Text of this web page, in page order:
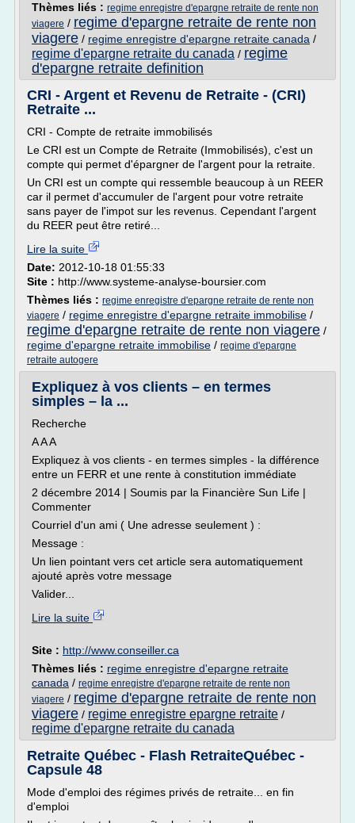
Thèmes liés : regime enregistre d'epargne retraite de rente non
viagere / regime d'epargne retraite de rente non
viagere / regime enregistre d'epargne retraite canada /
regime d'epargne retraite du canada / regime
d'epargne retraite definition
CRI - Argent et Revenu de Retraite - (CRI)
Retraite ...
CRI - Compte de retraite immobilisés
Le CRI est un Compte de Retraite (Immobilisés), c'est un
compte qui permet d'épargner de l'argent pour la retraite.
Un CRI est un compte qui ressemble beaucoup à un REER
car il permet d'accumuler de l'argent pour votre retraite
sans payer de l'impot sur les revenus. Cependant l'argent
du REER peut être retiré...
Lire la suite
Date: 2012-10-18 01:55:33
Site : http://www.systeme-analyse-boursier.com
Thèmes liés : regime enregistre d'epargne retraite de rente non
viagere / regime enregistre d'epargne retraite immobilise /
regime d'epargne retraite de rente non viagere /
regime d'epargne retraite immobilise / regime d'epargne
retraite autogere
Expliquez à vos clients – en termes
simples – la ...
Recherche
A A A
Expliquez à vos clients - en termes simples - la différence
entre un FERR et une rente à constitution immédiate
2 décembre 2014 | Soumis par la Financière Sun Life |
Commenter
Courriel d'un ami ( Une adresse seulement ) :
Message :
Un lien pointant vers cet article sera automatiquement
ajouté après votre message
Valider...
Lire la suite
Site : http://www.conseiller.ca
Thèmes liés : regime enregistre d'epargne retraite
canada / regime enregistre d'epargne retraite de rente non
viagere / regime d'epargne retraite de rente non
viagere / regime enregistre epargne retraite /
regime d'epargne retraite du canada
Retraite Québec - Flash RetraiteQuébec -
Capsule 48
Mode d'emploi des régimes privés de retraite... en fin
d'emploi